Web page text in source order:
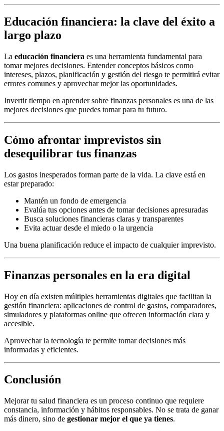
Educación financiera: la clave del éxito a
largo plazo
La educación financiera es una herramienta fundamental para
tomar mejores decisiones. Entender conceptos básicos como
intereses, plazos, planificación y gestión del riesgo te permitirá evitar
errores comunes y aprovechar mejor las oportunidades.
Invertir tiempo en aprender sobre finanzas personales es una de las
mejores decisiones que puedes tomar para tu futuro.
Cómo afrontar imprevistos sin
desequilibrar tus finanzas
Los gastos inesperados forman parte de la vida. La clave está en
estar preparado:
Mantén un fondo de emergencia
Evalúa tus opciones antes de tomar decisiones apresuradas
Busca soluciones financieras claras y transparentes
Evita actuar desde el miedo o la urgencia
Una buena planificación reduce el impacto de cualquier imprevisto.
Finanzas personales en la era digital
Hoy en día existen múltiples herramientas digitales que facilitan la
gestión financiera: aplicaciones de control de gastos, comparadores,
simuladores y plataformas online que ofrecen información clara y
accesible.
Aprovechar la tecnología te permite tomar decisiones más
informadas y eficientes.
Conclusión
Mejorar tu salud financiera es un proceso continuo que requiere
constancia, información y hábitos responsables. No se trata de ganar
más dinero, sino de gestionar mejor el que ya tienes.